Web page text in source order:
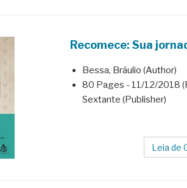
Recomece: Sua
Bessa, Bráulio (Author)
80 Pages - 11/12/2018
Sextante (Publisher)
Leia de